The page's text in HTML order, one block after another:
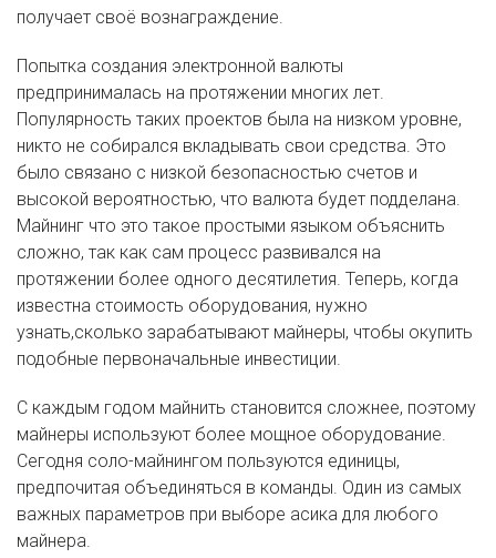
получает своё вознаграждение.
Попытка создания электронной валюты
предпринималась на протяжении многих лет.
Популярность таких проектов была на низком уровне,
никто не собирался вкладывать свои средства. Это
было связано с низкой безопасностью счетов и
высокой вероятностью, что валюта будет подделана.
Майнинг что это такое простыми языком объяснить
сложно, так как сам процесс развивался на
протяжении более одного десятилетия. Теперь, когда
известна стоимость оборудования, нужно
узнать,сколько зарабатывают майнеры, чтобы окупить
подобные первоначальные инвестиции.
С каждым годом майнить становится сложнее, поэтому
майнеры используют более мощное оборудование.
Сегодня соло-майнингом пользуются единицы,
предпочитая объединяться в команды. Один из самых
важных параметров при выборе асика для любого
майнера.